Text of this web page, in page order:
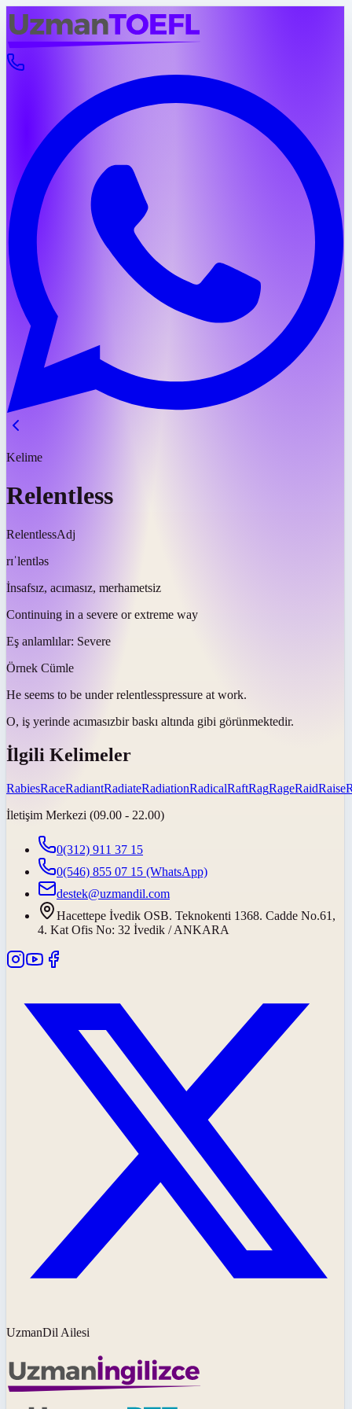
Kelime
Relentless
RelentlessAdj
rɪˈlentləs
İnsafsız, acımasız, merhametsiz
Continuing in a severe or extreme way
Eş anlamlılar: Severe
Örnek Cümle
He seems to be under relentlesspressure at work.
O, iş yerinde acımasızbir baskı altında gibi görünmektedir.
İlgili Kelimeler
RabiesRaceRadiantRadiateRadiationRadicalRaftRagRageRaidRaise
İletişim Merkezi (09.00 - 22.00)
0(312) 911 37 15
0(546) 855 07 15 (WhatsApp)
destek@uzmandil.com
Hacettepe İvedik OSB. Teknokenti 1368. Cadde No.61,
4. Kat Ofis No: 32 İvedik / ANKARA
UzmanDil Ailesi